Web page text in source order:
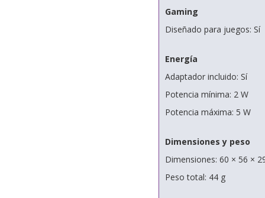
Gaming
Diseñado para juegos: Sí
Energía
Adaptador incluido: Sí
Potencia mínima: 2 W
Potencia máxima: 5 W
Dimensiones y peso
Dimensiones: 60 × 56 ×
Peso total: 44 g